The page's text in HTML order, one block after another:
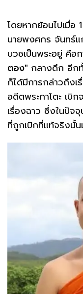
โดยหากย้อนไปเมื่อ
นายพงศกร จันทร์แ
บวชเป็นพระอยู่ คือ
ตอง" กลางดึก อีก
ก็ได้มีการกล่าวถึง
อดีตพระกาโตะ เบิ
เรื่องฉาว ซึ่งในปัจ
ที่ถูกเบิกที่แท้จริงนั้